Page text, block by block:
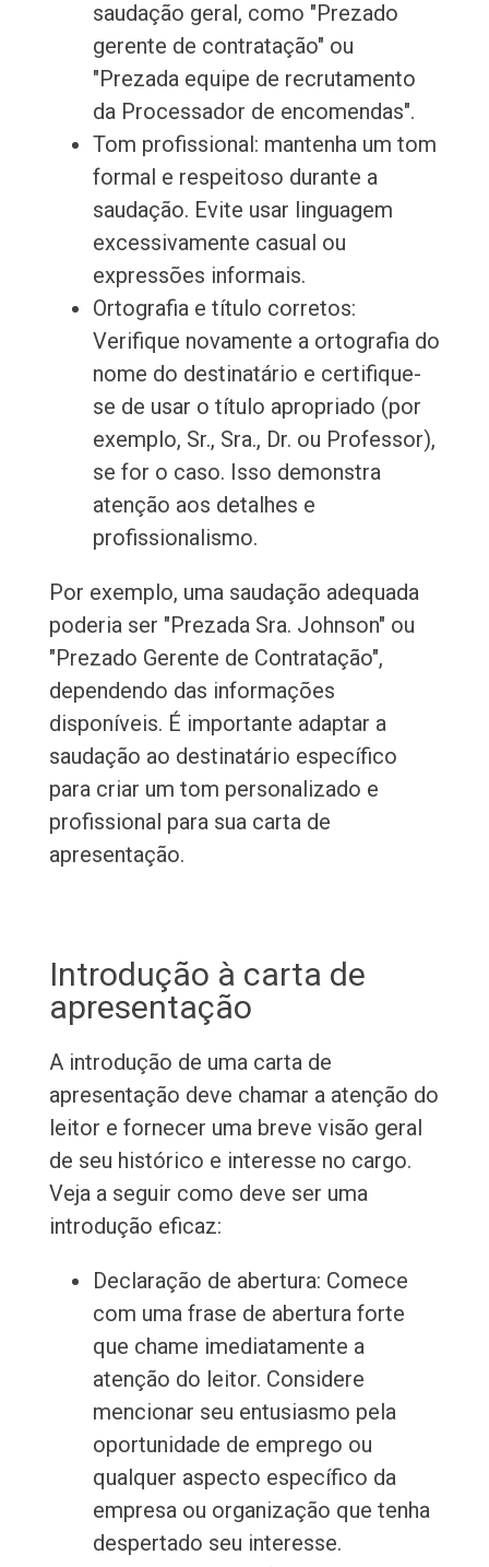
saudação geral, como "Prezado
gerente de contratação" ou
"Prezada equipe de recrutamento
da Processador de encomendas".
Tom profissional: mantenha um tom
formal e respeitoso durante a
saudação. Evite usar linguagem
excessivamente casual ou
expressões informais.
Ortografia e título corretos:
Verifique novamente a ortografia do
nome do destinatário e certifique-
se de usar o título apropriado (por
exemplo, Sr., Sra., Dr. ou Professor),
se for o caso. Isso demonstra
atenção aos detalhes e
profissionalismo.
Por exemplo, uma saudação adequada
poderia ser "Prezada Sra. Johnson" ou
"Prezado Gerente de Contratação",
dependendo das informações
disponíveis. É importante adaptar a
saudação ao destinatário específico
para criar um tom personalizado e
profissional para sua carta de
apresentação.
Introdução à carta de
apresentação
A introdução de uma carta de
apresentação deve chamar a atenção do
leitor e fornecer uma breve visão geral
de seu histórico e interesse no cargo.
Veja a seguir como deve ser uma
introdução eficaz:
Declaração de abertura: Comece
com uma frase de abertura forte
que chame imediatamente a
atenção do leitor. Considere
mencionar seu entusiasmo pela
oportunidade de emprego ou
qualquer aspecto específico da
empresa ou organização que tenha
despertado seu interesse.